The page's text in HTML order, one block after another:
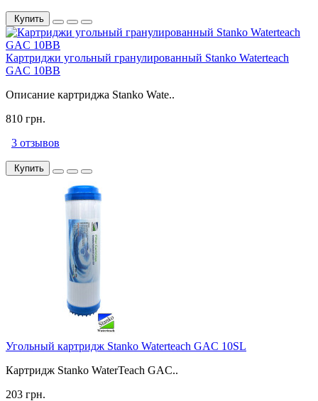
Купить
Картриджи угольный гранулированный Stanko Waterteach
GAC 10BB
Описание картриджа Stanko Wate..
810 грн.
3 отзывов
Купить
Угольный картридж Stanko Waterteach GAC 10SL
Картридж Stanko WaterTeach GAC..
203 грн.